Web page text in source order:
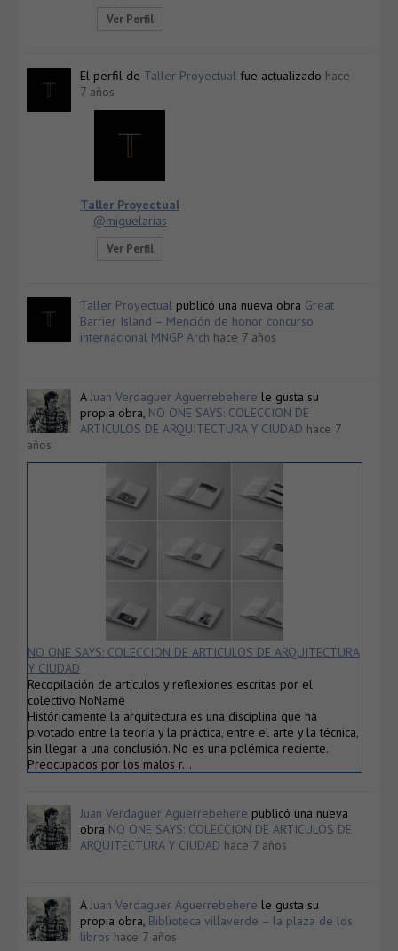
Ver Perfil
El perfil de Taller Proyectual fue actualizado hace
7 años
Taller Proyectual
@miguelarias
Ver Perfil
Taller Proyectual publicó una nueva obra Great
Barrier Island – Mención de honor concurso
internacional MNGP Arch hace 7 años
AJuan Verdaguer Aguerrebehere le gusta su
propia obra, NO ONE SAYS: COLECCION DE
ARTICULOS DE ARQUITECTURA Y CIUDAD hace 7
años
NO ONE SAYS: COLECCION DE ARTICULOS DE ARQUITECTURA
Y CIUDAD
Recopilación de artículos y reflexiones escritas por el
colectivo NoName
Históricamente la arquitectura es una disciplina que ha
pivotado entre la teoría y la práctica, entre el arte y la técnica,
sin llegar a una conclusión. No es una polémica reciente.
Preocupados por los malos r…
Juan Verdaguer Aguerrebehere publicó una nueva
obra NO ONE SAYS: COLECCION DE ARTICULOS DE
ARQUITECTURA Y CIUDAD hace 7 años
AJuan Verdaguer Aguerrebehere le gusta su
propia obra, Biblioteca villaverde – la plaza de los
libros hace 7 años